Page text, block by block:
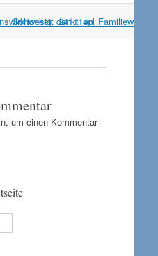
um einen Kommentar